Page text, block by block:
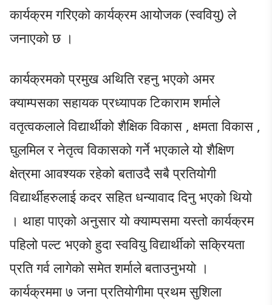
कार्यक्रम गरिएको कार्यक्रम आयोजक (स्ववियु) ले
जनाएको छ ।
कार्यक्रमको प्रमुख अथिति रहनु भएको अमर
क्याम्पसका सहायक प्रध्यापक टिकाराम शर्माले
वतृत्वकलाले विद्यार्थीको शैक्षिक विकास , क्षमता विकास ,
घुलमिल र नेतृत्व विकासको गर्ने भएकाले यो शैक्षिण
क्षेत्रमा आवश्यक रहेको बताउदै सबै प्रतियोगी
विद्यार्थीहरुलाई कदर सहित धन्यावाद दिनु भएको थियो
। थाहा पाएको अनुसार यो क्याम्पसमा यस्तो कार्यक्रम
पहिलो पल्ट भएको हुदा स्ववियु विद्यार्थीको सक्रियता
प्रति गर्व लागेको समेत शर्माले बताउनुभयो ।
कार्यक्रममा ७ जना प्रतियोगीमा प्रथम सुशिला